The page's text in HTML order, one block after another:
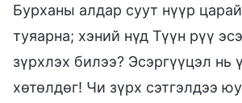
Бурханы алдар суут нүүр
туяарна; хэний нүд Түүн рүү
зүрхлэх билээ? Эсэргүүцэл нь
хөтөлдөг! Чи зүрх сэтгэлдээ